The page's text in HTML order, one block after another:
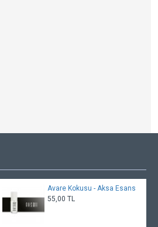
Avare Kokusu - Aksa Esans
55,00 TL